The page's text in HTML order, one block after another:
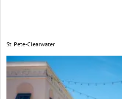
St. Pete-Clearwater